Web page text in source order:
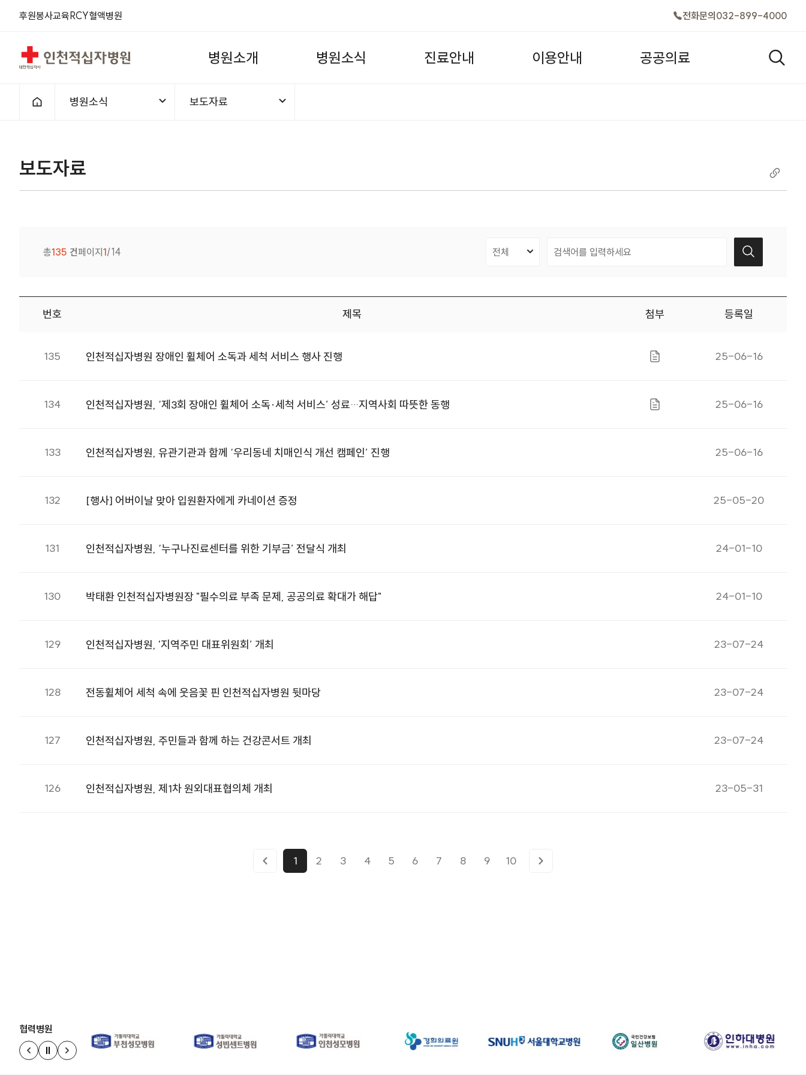
후원봉사교육 RCY혈액병원 전화문의 032-899-4000
인천적십자병원 병원소개 병원소식 진료안내 이용안내 공공의료 검색창
홈으로
병원소식 보도자료
보도자료
총135 건페이지 1/14
번호 제목 첨부 등록일
135 인천적십자병원 장애인 휠체어 소독과 세척 서비스 행사 진행
파일있음
게시일자
25-06-16
134 인천적십자병원, ‘제3회 장애인 휠체어 소독·세척 서비스’ 성료…지역사회 따뜻한 동행
파일있음
게시일자
25-06-16
133 인천적십자병원, 유관기관과 함께 ‘우리동네 치매인식 개선 캠페인’ 진행 게시일자
25-06-16
132 [행사] 어버이날 맞아 입원환자에게 카네이션 증정 게시일자
25-05-20
131 인천적십자병원, ‘누구나진료센터를 위한 기부금’ 전달식 개최 게시일자
24-01-10
130 박태환 인천적십자병원장 "필수의료 부족 문제, 공공의료 확대가 해답" 게시일자
24-01-10
129 인천적십자병원, '지역주민 대표위원회’ 개최 게시일자
23-07-24
128 전동휠체어 세척 속에 웃음꽃 핀 인천적십자병원 뒷마당 게시일자
23-07-24
127 인천적십자병원, 주민들과 함께 하는 건강콘서트 개최 게시일자
23-07-24
126 인천적십자병원, 제1차 원외대표협의체 개최 게시일자
23-05-31
1 2 3 4 5 6 7 8 9 10
협력병원
이전 슬라이드
정지
다음 슬라이드